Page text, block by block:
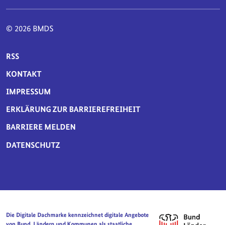
© 2026 BMDS
SERVICE-NAVIGATION FUSSBEREICH
RSS
KONTAKT
IMPRESSUM
ERKLÄRUNG ZUR BARRIEREFREIHEIT
BARRIERE MELDEN
DATENSCHUTZ
Die Digitale Dachmarke kennzeichnet digitale Angebote